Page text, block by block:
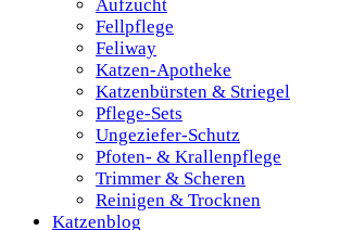
Aufzucht
Fellpflege
Feliway
Katzen-Apotheke
Katzenbürsten & Striegel
Pflege-Sets
Ungeziefer-Schutz
Pfoten- & Krallenpflege
Trimmer & Scheren
Reinigen & Trocknen
Katzenblog